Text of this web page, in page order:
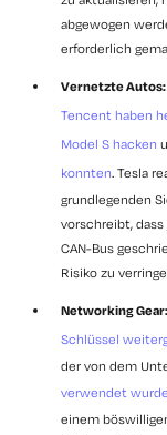
abgewogen
erforderlich
Vernetzte Autos:
Tencent haben
Model S hacken
konnten. Tesla
grundlegenden
vorschreibt,
CAN-Bus
Risiko zu
Networking Gear:
Schlüssel
der von dem
verwendet
einem